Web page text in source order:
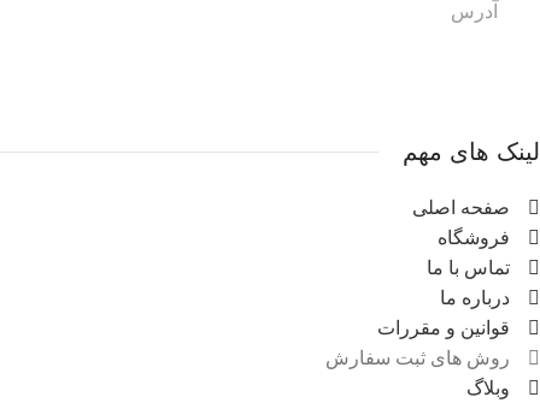
آدرس
لینک های مهم
صفحه اصلی
فروشگاه
تماس با ما
درباره ما
قوانین و مقررات
روش های ثبت سفارش
وبلاگ